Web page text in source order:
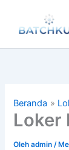
konten
Beranda
Loker
Olehadmin/